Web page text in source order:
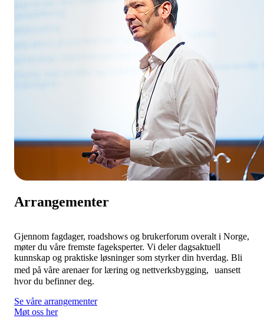
Arrangementer
Gjennom fagdager, roadshows og brukerforum overalt i Norge,
møter du våre fremste fageksperter. Vi deler dagsaktuell
kunnskap og praktiske løsninger som styrker din hverdag. Bli
med på våre arenaer for læring og nettverksbygging, uansett
hvor du befinner deg.
Se våre arrangementer
Møt oss her